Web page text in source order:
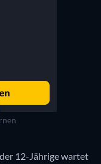
12-Jährige wartet